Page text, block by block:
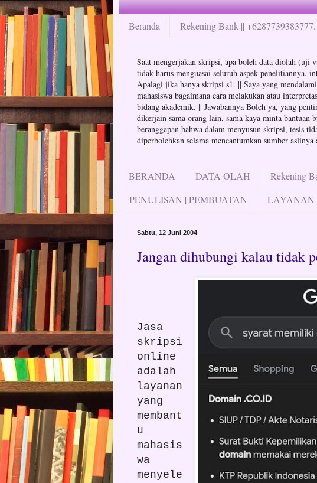
Beranda Rekening Bank || +6287739383777.
Saat mengerjakan skripsi, apa boleh data diolah (uji
tidak harus menguasai seluruh aspek penelitiannya,
Apalagi jika hanya skripsi s1. || Saya yang
mahasiswa bagaimana cara melakukan atau
bidang akademik. || Jawabannya Boleh ya, yang
dikerjain sama orang lain, sama kaya minta
beranggapan bahwa dalam menyusun skripsi, tesis
diperbolehkan selama mencantumkan sumber
BERANDA DATA OLAH Rekening
PENULISAN | PEMBUATAN
LAYANAN
Sabtu, 12 Juni 2004
Jangan dihubungi kalau tidak
Jasa
skripsi
online
adalah
layanan
yang
membant
u
mahasis
wa
menyele